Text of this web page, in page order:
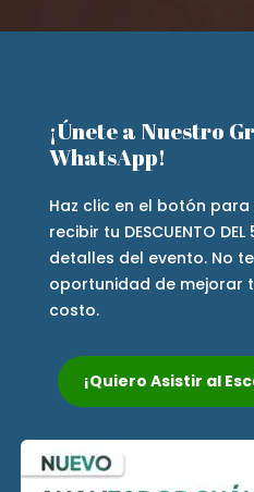
¡Únete a Nuestro
WhatsApp!
Haz clic en el botón para
recibir tu DESCUENTO
detalles del evento. No
oportunidad de mejorar
costo.
¡Quiero Asistir al